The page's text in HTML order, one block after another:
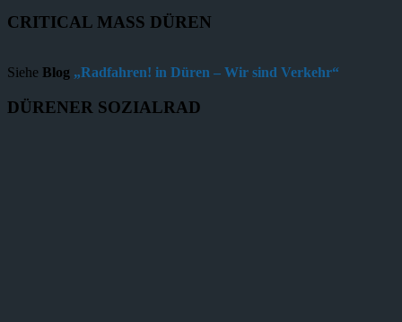
CRITICAL MASS DÜREN
Siehe Blog „Radfahren! in Düren – Wir sind Verkehr“
DÜRENER SOZIALRAD